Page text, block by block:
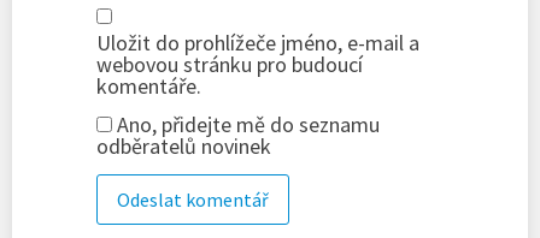
Uložit do prohlížeče jméno, e-mail a
webovou stránku pro budoucí
komentáře.
Ano, přidejte mě do seznamu
odběratelů novinek